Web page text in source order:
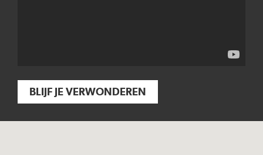
BLIJF JE VERWONDEREN